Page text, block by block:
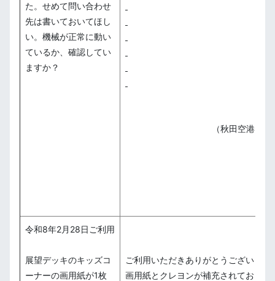
た。せめて問い合わせ
先は書いておいてほし
い。機械が正常に動い
ているか、確認してい
ますか？
（秋田空港タ
令和8年2月28日ご利用
展望デッキのキッズコ
ーナーの画用紙が1枚
ご利用いただきありがとうございます
画用紙とクレヨンが補充されておらず